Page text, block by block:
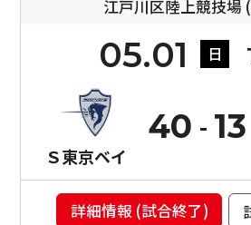
江戸川区陸上競技場
05.01 日
Ｓ東京ベイ
40 13
詳細情報 (試合終了)